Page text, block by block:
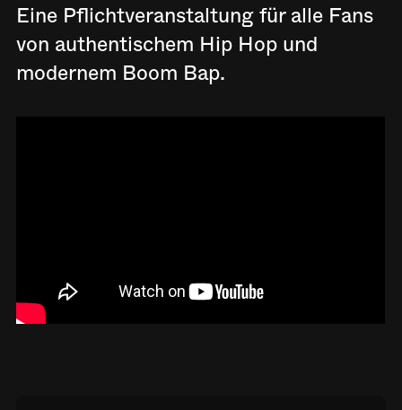
Eine Pflichtveranstaltung für alle Fans
von authentischem Hip Hop und
modernem Boom Bap.